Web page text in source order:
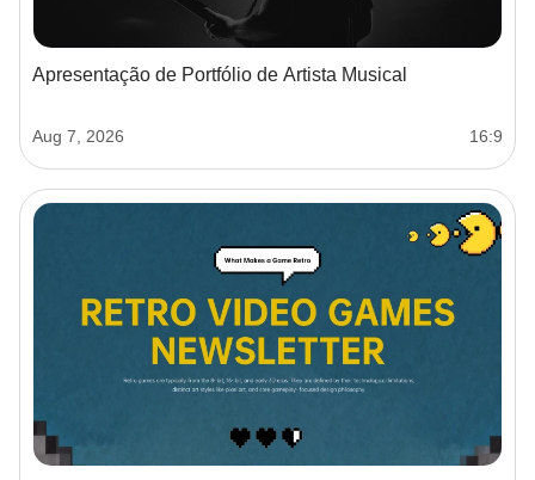
Apresentação de Portfólio de Artista Musical
Aug 7, 2026 16:9